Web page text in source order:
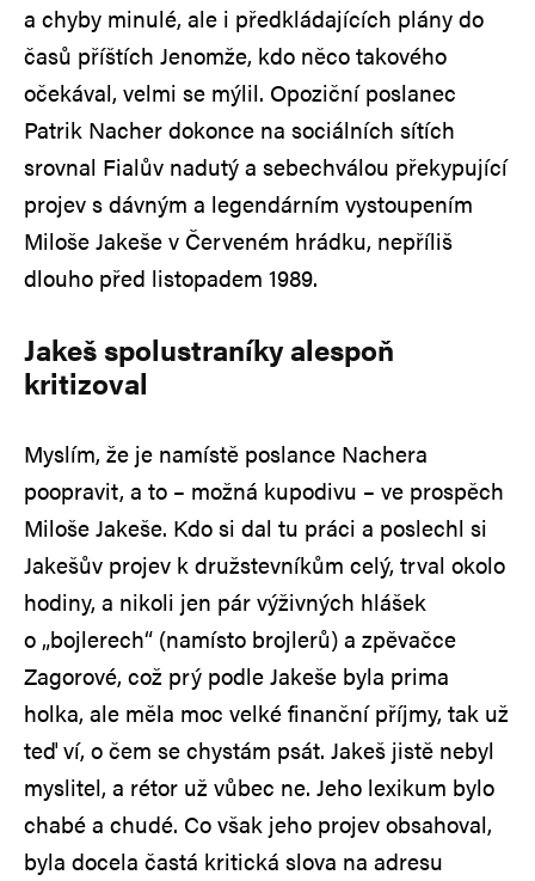
a chyby minulé, ale i předkládajících plány do
časů příštích Jenomže, kdo něco takového
očekával, velmi se mýlil. Opoziční poslanec
Patrik Nacher dokonce na sociálních sítích
srovnal Fialův nadutý a sebechválou překypující
projev s dávným a legendárním vystoupením
Miloše Jakeše v Červeném hrádku, nepříliš
dlouho před listopadem 1989.
Jakeš spolustraníky alespoň
kritizoval
Myslím, že je namístě poslance Nachera
poopravit, a to – možná kupodivu – ve prospěch
Miloše Jakeše. Kdo si dal tu práci a poslechl si
Jakešův projev k družstevníkům celý, trval okolo
hodiny, a nikoli jen pár výživných hlášek
o „bojlerech“ (namísto brojlerů) a zpěvačce
Zagorové, což prý podle Jakeše byla prima
holka, ale měla moc velké finanční příjmy, tak už
teď ví, o čem se chystám psát. Jakeš jistě nebyl
myslitel, a rétor už vůbec ne. Jeho lexikum bylo
chabé a chudé. Co však jeho projev obsahoval,
byla docela častá kritická slova na adresu